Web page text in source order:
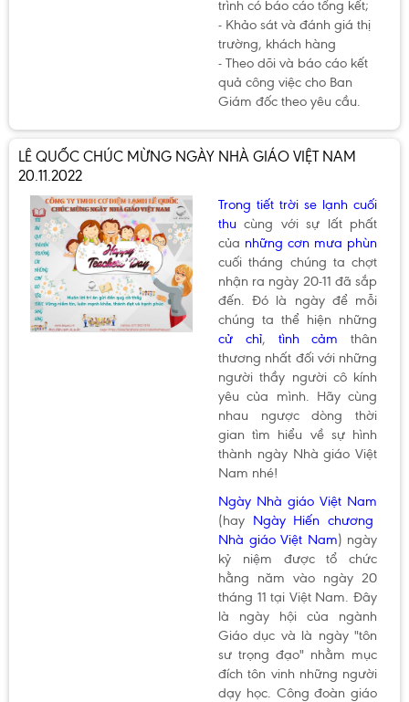
trình có báo cáo tổng kết;
- Khảo sát và đánh giá thị
trường, khách hàng
- Theo dõi và báo cáo kết
quả công việc cho Ban
Giám đốc theo yêu cầu.
LÊ QUỐC CHÚC MỪNG NGÀY NHÀ GIÁO VIỆT NAM
20.11.2022
Trong tiết trời se lạnh cuối
thu cùng với sự lất phất
của những cơn mưa phùn
cuối tháng chúng ta chợt
nhận ra ngày 20-11 đã sắp
đến. Đó là ngày để mỗi
chúng ta thể hiện những
cử chỉ, tình cảm thân
thương nhất đối với những
người thầy người cô kính
yêu của mình. Hãy cùng
nhau ngược dòng thời
gian tìm hiểu về sự hình
thành ngày Nhà giáo Việt
Nam nhé!
Ngày Nhà giáo Việt Nam
(hay Ngày Hiến chương
Nhà giáo Việt Nam) ngày
kỷ niệm được tổ chức
hằng năm vào ngày 20
tháng 11 tại Việt Nam. Đây
là ngày hội của ngành
Giáo dục và là ngày "tôn
sư trọng đạo" nhằm mục
đích tôn vinh những người
dạy học. Công đoàn giáo